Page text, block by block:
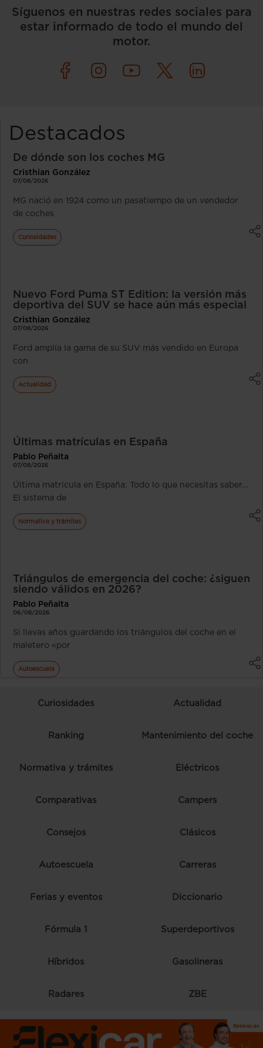
Síguenos en nuestras redes sociales para
estar informado de todo el mundo del
motor.
Destacados
De dónde son los coches MG
Cristhian González
07/08/2026
MG nació en 1924 como un pasatiempo de un vendedor
de coches
Curiosidades
Nuevo Ford Puma ST Edition: la versión más
deportiva del SUV se hace aún más especial
Cristhian González
07/08/2026
Ford amplía la gama de su SUV más vendido en Europa
con
Actualidad
Últimas matrículas en España
Pablo Peñalta
07/08/2026
Última matrícula en España: Todo lo que necesitas saber…
El sistema de
Normativa y trámites
Triángulos de emergencia del coche: ¿siguen
siendo válidos en 2026?
Pablo Peñalta
06/08/2026
Si llevas años guardando los triángulos del coche en el
maletero «por
Autoescuela
Curiosidades Actualidad
Ranking Mantenimiento del coche
Normativa y trámites Eléctricos
Comparativas Campers
Consejos Clásicos
Autoescuela Carreras
Ferias y eventos Diccionario
Fórmula 1 Superdeportivos
Híbridos Gasolineras
Radares ZBE